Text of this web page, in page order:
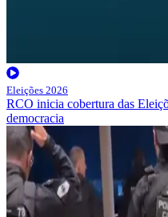
Eleições 2026
RCO inicia cobertura das
democracia